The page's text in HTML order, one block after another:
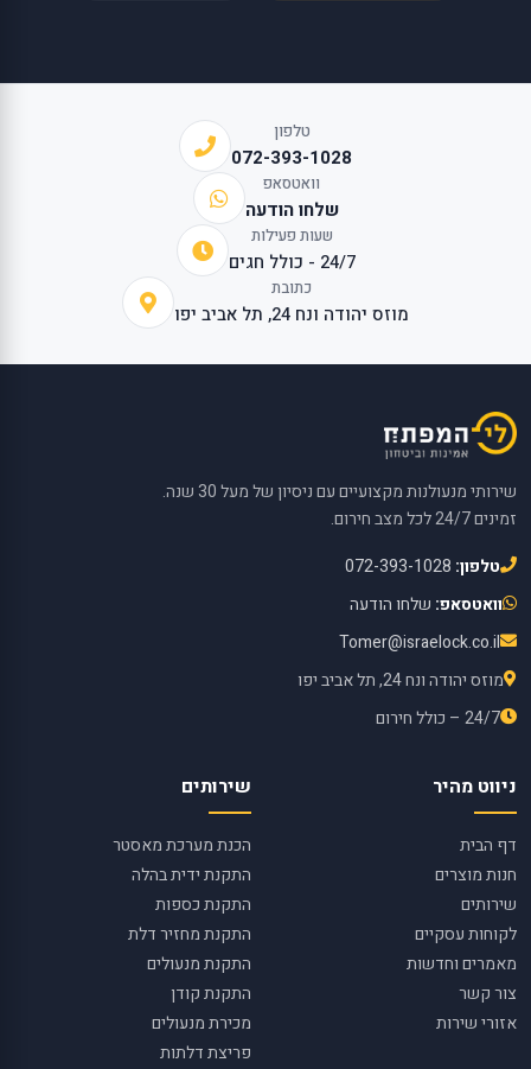
טלפון
072-393-1028
וואטסאפ
שלחו הודעה
שעות פעילות
24/7 - כולל חגים
כתובת
מוזס יהודה ונח 24, תל אביב יפו
שירותי מנעולנות מקצועיים עם ניסיון של מעל 30 שנה.
זמינים 24/7 לכל מצב חירום.
טלפון: 072-393-1028
וואטסאפ: שלחו הודעה
Tomer@israelock.co.il
מוזס יהודה ונח 24, תל אביב יפו
24/7 – כולל חירום
ניווט מהיר
דף הבית
חנות מוצרים
שירותים
לקוחות עסקיים
מאמרים וחדשות
צור קשר
אזורי שירות
שירותים
הכנת מערכת מאסטר
התקנת ידית בהלה
התקנת כספות
התקנת מחזיר דלת
התקנת מנעולים
התקנת קודן
מכירת מנעולים
פריצת דלתות